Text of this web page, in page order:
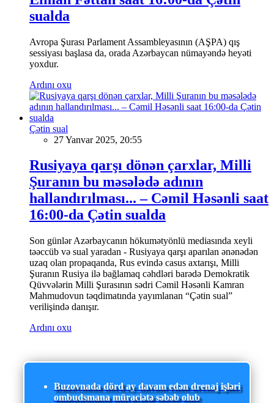
sualda
Avropa Şurası Parlament Assambleyasının (AŞPA) qış
sessiyası başlasa da, orada Azərbaycan nümayəndə heyəti
yoxdur.
Ardını oxu
Çətin sual
27 Yanvar 2025, 20:55
Rusiyaya qarşı dönən çarxlar, Milli
Şuranın bu məsələdə adının
hallandırılması... – Cəmil Həsənli saat
16:00-da Çətin sualda
Son günlər Azərbaycanın hökumətyönlü mediasında xeyli
təəccüb və sual yaradan - Rusiyaya qarşı aparılan ənənədən
uzaq olan propaqanda, Rus evində casus axtarışı, Milli
Şuranın Rusiya ilə bağlamaq cəhdləri barədə Demokratik
Qüvvələrin Milli Şurasının sədri Cəmil Həsənli Kamran
Mahmudovun təqdimatında yayımlanan “Çətin sual”
verilişində danışır.
Ardını oxu
Buzovnada dörd ay davam edən drenaj işləri
ombudsmana müraciətə səbəb olub